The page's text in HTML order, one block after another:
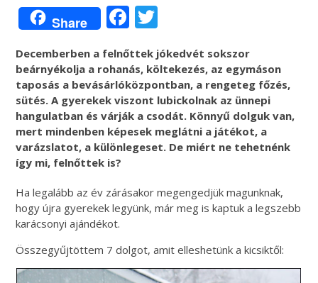
Share Facebook
Decemberben a felnőttek jókedvét sokszor
beárnyékolja a rohanás, költekezés, az egymáson
taposás a bevásárlóközpontban, a rengeteg főzés,
sütés. A gyerekek viszont lubickolnak az ünnepi
hangulatban és várják a csodát. Könnyű dolguk van,
mert mindenben képesek meglátni a játékot, a
varázslatot, a különlegeset. De miért ne tehetnénk
így mi, felnőttek is?
Ha legalább az év zárásakor megengedjük magunknak,
hogy újra gyerekek legyünk, már meg is kaptuk a legszebb
karácsonyi ajándékot.
Összegyűjtöttem 7 dolgot, amit elleshetünk a kicsiktől: